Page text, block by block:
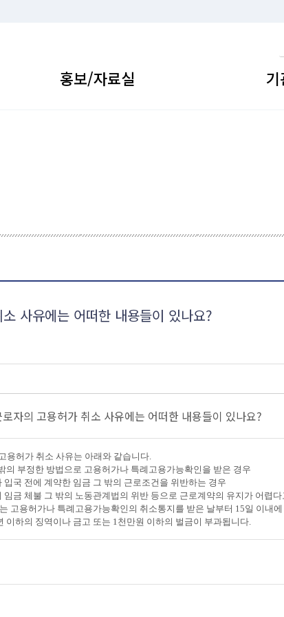
홍보/자료실
사유에는 어떠한 내용들이 있나요?
자의 고용허가 취소 사유에는 어떠한 내용들이 있나요?
용허가 취소 사유는 아래와 같습니다.
의 부정한 방법으로 고용허가나 특례고용가능확인을 받은 경우
입국 전에 계약한 임금 그 밖의 근로조건을 위반하는 경우
임금 체불 그 밖의 노동관계법의 위반 등으로 근로계약의 유지가 어렵
고용허가나 특례고용가능확인의 취소통지를 받은 날부터 15일 이내
이하의 징역이나 금고 또는 1천만원 이하의 벌금이 부과됩니다.